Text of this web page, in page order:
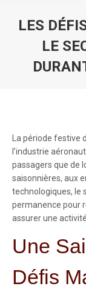
LES
LE
La période festive
l’industrie
passagers que de
saisonnières, aux
technologiques, le
permanence pour
assurer une
Une
Défis